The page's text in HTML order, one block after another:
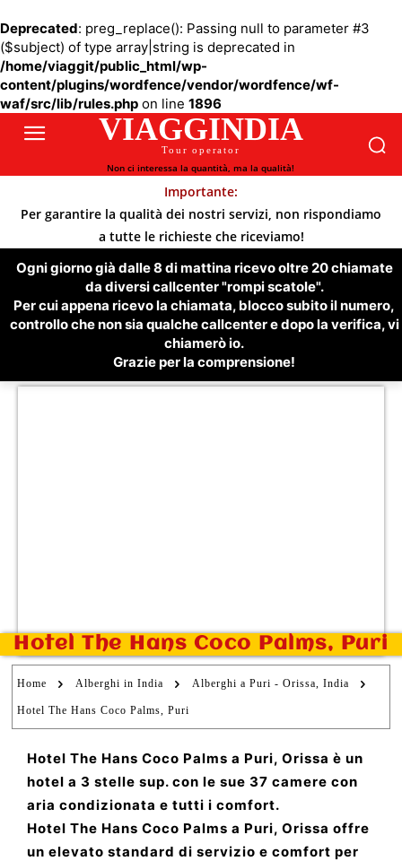
Deprecated: preg_replace(): Passing null to parameter #3
($subject) of type array|string is deprecated in
/home/viaggit/public_html/wp-
content/plugins/wordfence/vendor/wordfence/wf-
waf/src/lib/rules.php on line 1896
VIAGGINDIA
Tour operator
Non ci interessa la quantità, ma la qualità!
Importante:
Per garantire la qualità dei nostri servizi, non rispondiamo
a tutte le richieste che riceviamo!
Ogni giorno già dalle 8 di mattina ricevo oltre 20 chiamate
da diversi callcenter "rompi scatole".
Per cui appena ricevo la chiamata, blocco subito il numero,
controllo che non sia qualche callcenter e dopo la verifica, vi
chiamerò io.
Grazie per la comprensione!
Hotel The Hans Coco Palms, Puri
Home Alberghi in India Alberghi a Puri - Orissa, India
Hotel The Hans Coco Palms, Puri
Hotel The Hans Coco Palms a Puri, Orissa è un
hotel a 3 stelle sup. con le sue 37 camere con
aria condizionata e tutti i comfort.
Hotel The Hans Coco Palms a Puri, Orissa offre
un elevato standard di servizio e comfort per